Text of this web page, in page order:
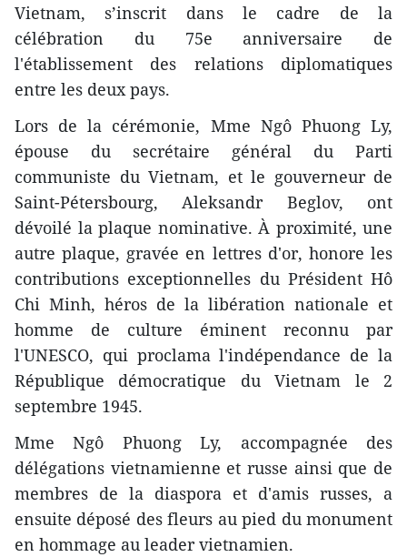
Vietnam, s’inscrit dans le cadre de la
célébration du 75e anniversaire de
l'établissement des relations diplomatiques
entre les deux pays.
Lors de la cérémonie, Mme Ngô Phuong Ly,
épouse du secrétaire général du Parti
communiste du Vietnam, et le gouverneur de
Saint-Pétersbourg, Aleksandr Beglov, ont
dévoilé la plaque nominative. À proximité, une
autre plaque, gravée en lettres d'or, honore les
contributions exceptionnelles du Président Hô
Chi Minh, héros de la libération nationale et
homme de culture éminent reconnu par
l'UNESCO, qui proclama l'indépendance de la
République démocratique du Vietnam le 2
septembre 1945.
Mme Ngô Phuong Ly, accompagnée des
délégations vietnamienne et russe ainsi que de
membres de la diaspora et d'amis russes, a
ensuite déposé des fleurs au pied du monument
en hommage au leader vietnamien.